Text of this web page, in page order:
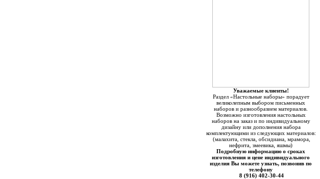
Уважаемые клиенты!
Раздел «Настольные наборы» порадует
великолепным выбором письменных
наборов и разнообразием материалов.
Возможно изготовления настольных
наборов на заказ и по индивидуальному
дизайну или дополнения набора
комплектующими из следующих материалов:
(малахита, стекла, обсидиана, мрамора,
нефрита, змеевика, яшмы)
Подробную информацию о сроках
изготовления и цене индивидуального
изделия Вы можете узнать, позвонив по
телефону
8 (916) 402-30-44